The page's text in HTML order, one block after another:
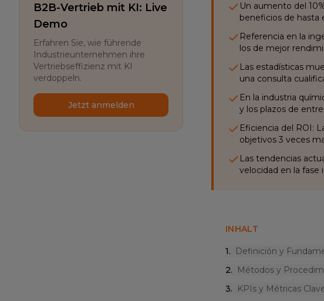
B2B-Vertrieb mit KI: Live
Demo
Erfahren Sie, wie führende
Industrieunternehmen ihre
Vertriebseffizienz mit KI
verdoppeln.
Jetzt anmelden
Un aumento del
beneficios de hasta
Referencia en la
los de mejor
Las estadísticas
una consulta
En la industria
y los plazos de
Eficiencia del ROI:
objetivos 3 veces
Las tendencias
velocidad en la fase
INHALT
1.
Definición y
2.
Métodos y
3.
KPIs y Métricas